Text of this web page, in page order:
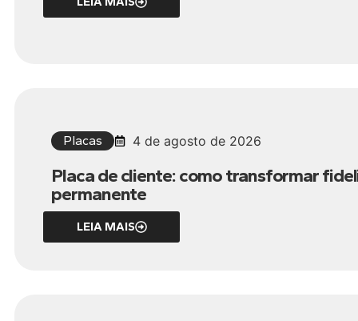
Placas 4 de agosto de 2026
Placa de cliente: como transformar
permanente
LEIA MAIS